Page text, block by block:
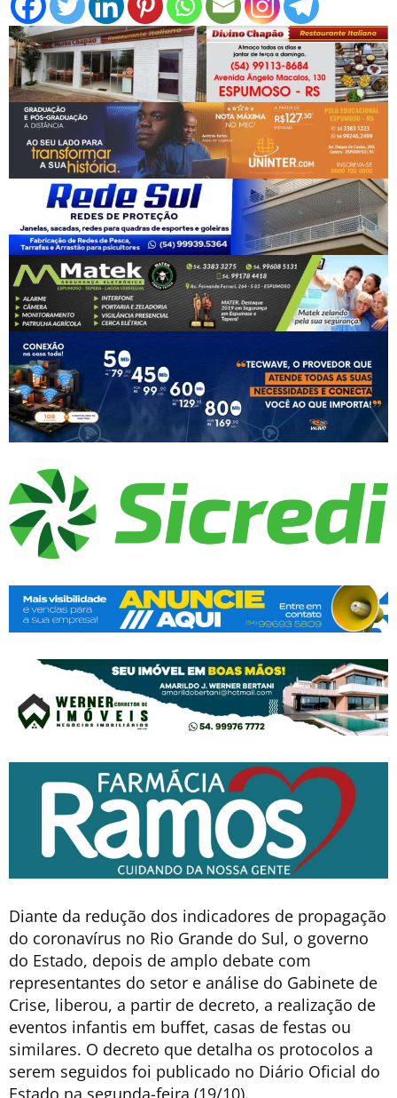
Diante da redução dos indicadores de propagação
do coronavírus no Rio Grande do Sul, o governo
do Estado, depois de amplo debate com
representantes do setor e análise do Gabinete de
Crise, liberou, a partir de decreto, a realização de
eventos infantis em buffet, casas de festas ou
similares. O decreto que detalha os protocolos a
serem seguidos foi publicado no Diário Oficial do